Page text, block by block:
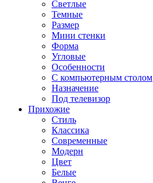
Светлые
Темные
Размер
Мини стенки
Форма
Угловые
Особенности
С компьютерным столом
Назначение
Под телевизор
Прихожие
Стиль
Классика
Современные
Модерн
Цвет
Белые